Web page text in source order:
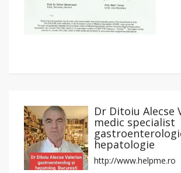
Dr Ditoiu Alecse
medic specialist
hepatologie
http://www.helpme.ro